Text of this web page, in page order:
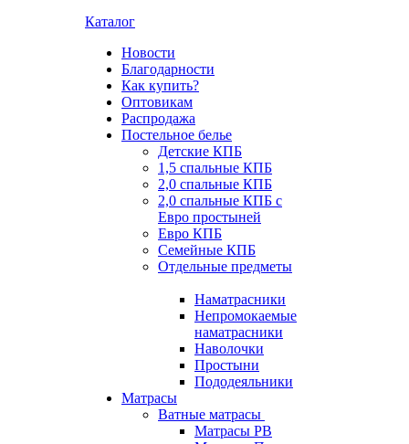
Каталог
Новости
Благодарности
Как купить?
Оптовикам
Распродажа
Постельное белье
Детские КПБ
1,5 спальные КПБ
2,0 спальные КПБ
2,0 спальные КПБ с
Евро простыней
Евро КПБ
Семейные КПБ
Отдельные предметы
Наматрасники
Непромокаемые
наматрасники
Наволочки
Простыни
Пододеяльники
Матрасы
Ватные матрасы
Матрасы РВ